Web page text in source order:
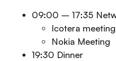
09:00 – 17:35
Icotera meeting
Nokia Meeting
19:30 Dinner